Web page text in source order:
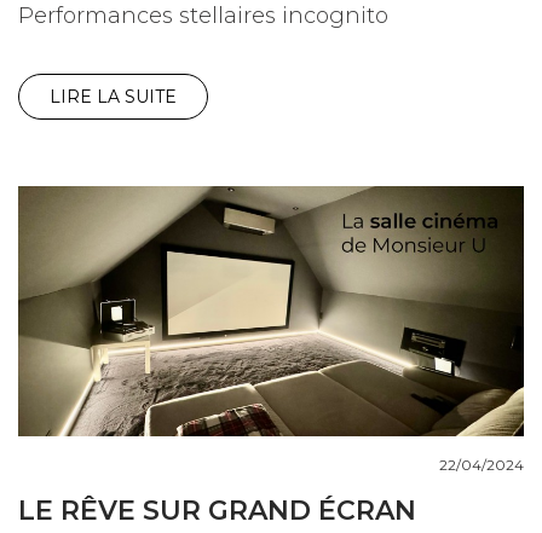
Performances stellaires incognito
LIRE LA SUITE
LE RÊVE SUR GRAND ÉCRAN
22/04/2024